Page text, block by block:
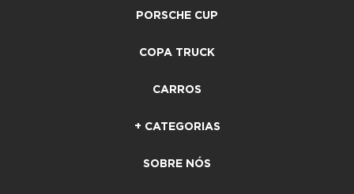
PORSCHE CUP
COPA TRUCK
CARROS
+ CATEGORIAS
SOBRE NÓS